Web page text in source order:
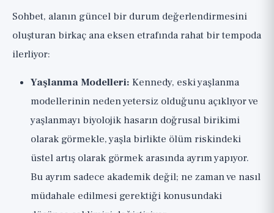
Sohbet, alanın güncel bir durum değerlendirmesini
oluşturan birkaç ana eksen etrafında rahat bir tempoda
ilerliyor:
Yaşlanma Modelleri: Kennedy, eski yaşlanma
modellerinin neden yetersiz olduğunu açıklıyor ve
yaşlanmayı biyolojik hasarın doğrusal birikimi
olarak görmekle, yaşla birlikte ölüm riskindeki
üstel artış olarak görmek arasında ayrım yapıyor.
Bu ayrım sadece akademik değil; ne zaman ve nasıl
müdahale edilmesi gerektiği konusundaki